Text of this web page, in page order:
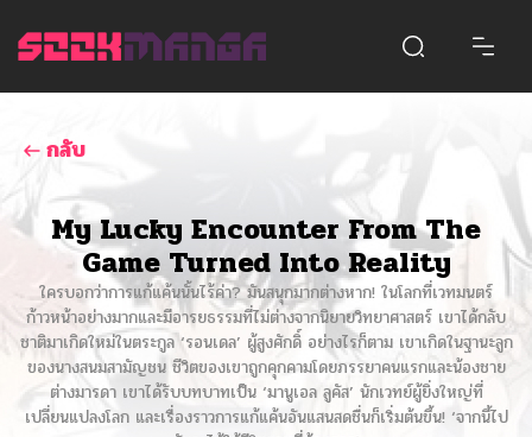
กลับ
My Lucky Encounter From The
Game Turned Into Reality
ใครบอกว่าการแก้แค้นนั้นไร้ค่า? มันสนุกมากต่างหาก! ในโลกที่เวทมนตร์
ก้าวหน้าอย่างมากและมีอารยธรรมที่ไม่ต่างจากนิยายวิทยาศาสตร์ เขาได้กลับ
ชาติมาเกิดใหม่ในตระกูล ‘รอนเดล’ ผู้สูงศักดิ์ อย่างไรก็ตาม เขาเกิดในฐานะลูก
ของนางสนมสามัญชน ชีวิตของเขาถูกคุกคามโดยภรรยาคนแรกและน้องชาย
ต่างมารดา เขาได้รับบทบาทเป็น ‘มานูเอล ลูคัส’ นักเวทย์ผู้ยิ่งใหญ่ที่
เปลี่ยนแปลงโลก และเรื่องราวการแก้แค้นอันแสนสดชื่นก็เริ่มต้นขึ้น! ‘จากนี้ไป